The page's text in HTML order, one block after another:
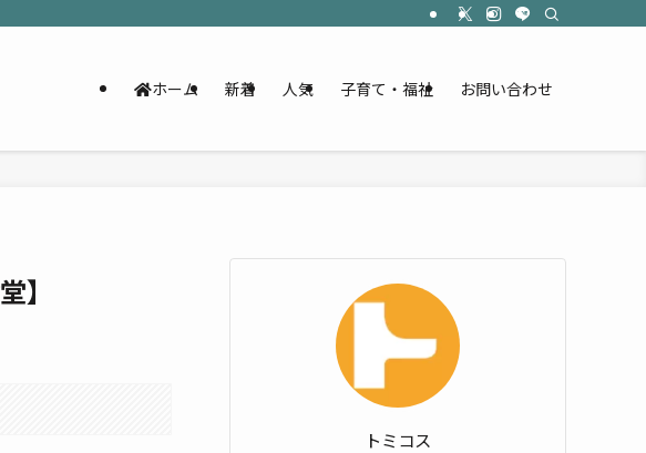
ホーム 新着 人気 子育て・福祉 お問い合わせ
】
トミコス